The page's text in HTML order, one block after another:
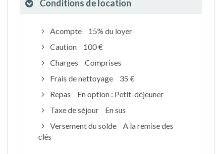
Conditions de location
Acompte
15% du loyer
Caution
100 €
Charges
Comprises
Frais de nettoyage
35 €
Repas
En option : Petit-déjeuner
Taxe de séjour
En sus
Versement du solde
A la remise des
clés